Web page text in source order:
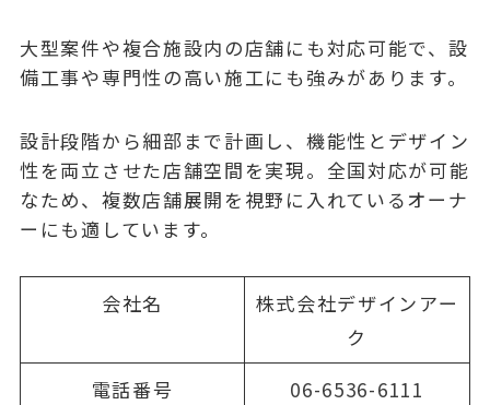
大型案件や複合施設内の店舗にも対応可能で、設
備工事や専門性の高い施工にも強みがあります。
設計段階から細部まで計画し、機能性とデザイン
性を両立させた店舗空間を実現。全国対応が可能
なため、複数店舗展開を視野に入れているオーナ
ーにも適しています。
会社名
株式会社デザインアー
ク
電話番号
06-6536-6111